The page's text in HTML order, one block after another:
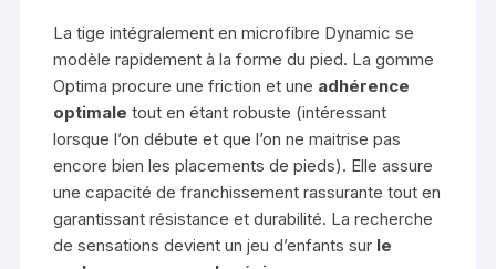
La tige intégralement en microfibre Dynamic se
modèle rapidement à la forme du pied. La gomme
Optima procure une friction et une adhérence
optimale tout en étant robuste (intéressant
lorsque l’on débute et que l’on ne maitrise pas
encore bien les placements de pieds). Elle assure
une capacité de franchissement rassurante tout en
garantissant résistance et durabilité. La recherche
de sensations devient un jeu d’enfants sur le